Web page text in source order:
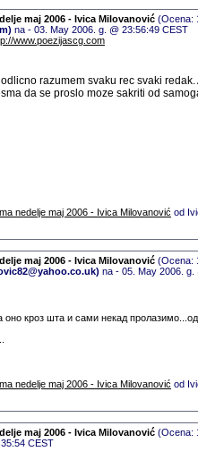
maj 2006 - Ivica Milovanović (Ocena:
na - 03. May 2006. g. @ 23:56:49 CEST
www.poezijascg.com
razumem svaku rec svaki redak.
da se proslo moze sakriti od
nedelje maj 2006 - Ivica Milovanović od
maj 2006 - Ivica Milovanović (Ocena:
na - 05. May 2006. g.
кроз шта и сами некад
nedelje maj 2006 - Ivica Milovanović od
maj 2006 - Ivica Milovanović (Ocena:
CEST